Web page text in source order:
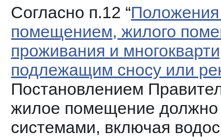
Согласно п.12 “
помещением, жилого
проживания и
подлежащим сносу или
Постановлением
жилое помещение
системами, включая